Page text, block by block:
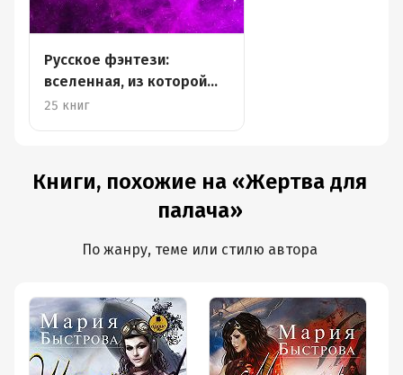
Русское фэнтези:
вселенная, из которой
невозможно вырваться
25 книг
Книги, похожие на «Жертва для
палача»
По жанру, теме или стилю автора